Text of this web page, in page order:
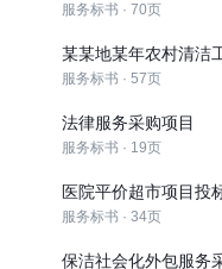
服务标书 · 70页
服务标书 · 57页
法律服务采购项目
服务标书 · 19页
服务标书 · 34页